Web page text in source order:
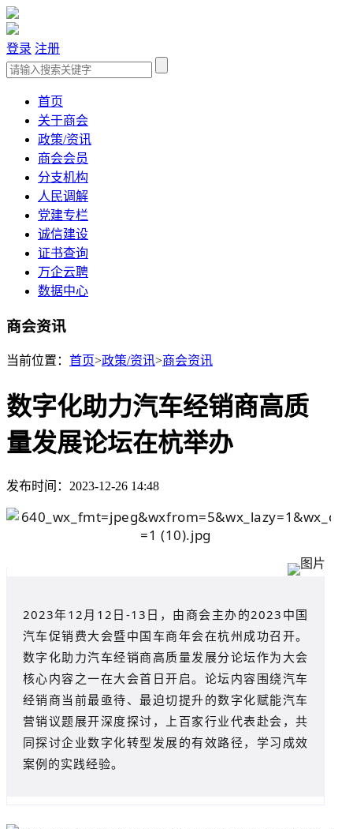
登录 注册
首页
关于商会
政策/资讯
商会会员
分支机构
人民调解
党建专栏
诚信建设
证书查询
万企云聘
数据中心
商会资讯
当前位置： 首页>政策/资讯>商会资讯
数字化助力汽车经销商高质
量发展论坛在杭举办
发布时间：2023-12-26 14:48
2023年12月12日-13日，由商会主办的2023中国
汽车促销费大会暨中国车商年会在杭州成功召开。
数字化助力汽车经销商高质量发展分论坛作为大会
核心内容之一在大会首日开启。论坛内容围绕汽车
经销商当前最亟待、最迫切提升的数字化赋能汽车
营销议题展开深度探讨，上百家行业代表赴会，共
同探讨企业数字化转型发展的有效路径，学习成效
案例的实践经验。